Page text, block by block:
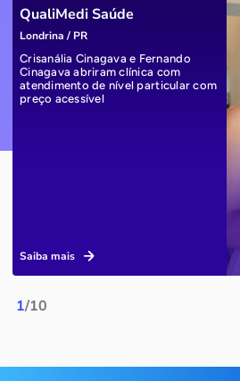
1/10
QualiMedi Saúde
Londrina / PR
Crisanália Cinagava e Fernando
Cinagava abriram clínica com
atendimento de nível particular com
preço acessível
Saiba mais